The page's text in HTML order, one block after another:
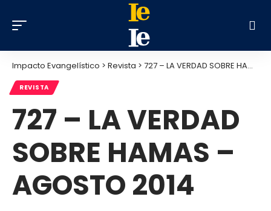
Impacto Evangelístico > Revista > 727 – LA VERDAD SOBRE HAMAS – AGOSTO 2014
REVISTA
727 – LA VERDAD
SOBRE HAMAS –
AGOSTO 2014